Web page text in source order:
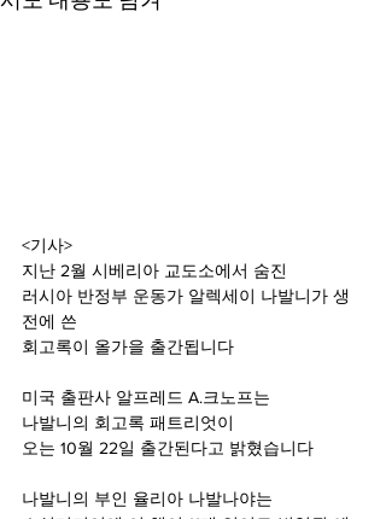
<기사>
지난 2월 시베리아 교도소에서 숨진
러시아 반정부 운동가 알렉세이 나발니가 생
전에 쓴
회고록이 올가을 출간됩니다
미국 출판사 알프레드 A.크노프는
나발니의 회고록 패트리엇이
오는 10월 22일 출간된다고 밝혔습니다
나발니의 부인 율리아 나발나야는